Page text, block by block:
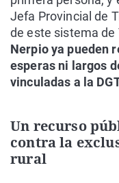
Jefa Provincial de
de este sistema de
Nerpio ya pueden
esperas ni largos
vinculadas a la
Un recurso
contra la
rural